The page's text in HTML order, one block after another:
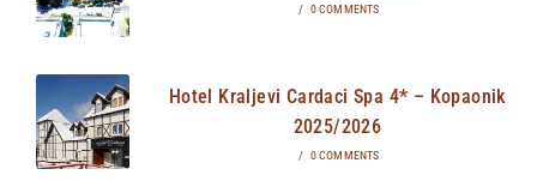
/ 0 COMMENTS
Hotel Kraljevi Cardaci Spa 4* – Kopaonik
2025/2026
/ 0 COMMENTS